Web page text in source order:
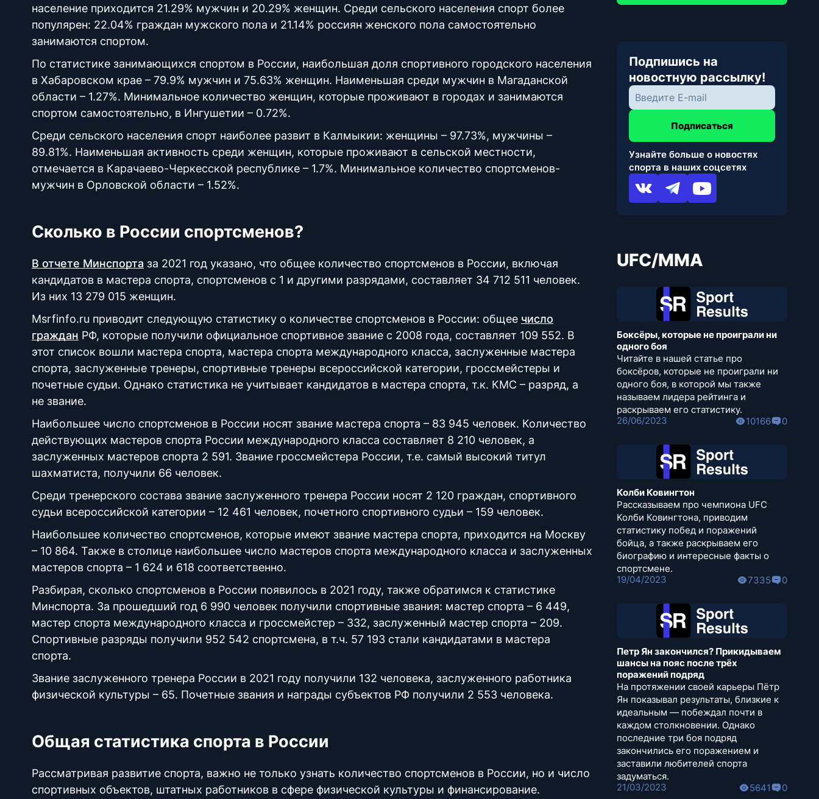
население приходится 21.29% мужчин и 20.29% женщин. Среди сельского населения спорт более
популярен: 22.04% граждан мужского пола и 21.14% россиян женского пола самостоятельно
занимаются спортом.
По статистике занимающихся спортом в России, наибольшая доля спортивного городского населения
в Хабаровском крае – 79.9% мужчин и 75.63% женщин. Наименьшая среди мужчин в Магаданской
области – 1.27%. Минимальное количество женщин, которые проживают в городах и занимаются
спортом самостоятельно, в Ингушетии – 0.72%.
Среди сельского населения спорт наиболее развит в Калмыкии: женщины – 97.73%, мужчины –
89.81%. Наименьшая активность среди женщин, которые проживают в сельской местности,
отмечается в Карачаево-Черкесской республике – 1.7%. Минимальное количество спортсменов-
мужчин в Орловской области – 1.52%.
Сколько в России спортсменов?
В отчете Минспорта за 2021 год указано, что общее количество спортсменов в России, включая
кандидатов в мастера спорта, спортсменов с 1 и другими разрядами, составляет 34 712 511 человек.
Из них 13 279 015 женщин.
Msrfinfo.ru приводит следующую статистику о количестве спортсменов в России: общее число
граждан РФ, которые получили официальное спортивное звание с 2008 года, составляет 109 552. В
этот список вошли мастера спорта, мастера спорта международного класса, заслуженные мастера
спорта, заслуженные тренеры, спортивные тренеры всероссийской категории, гроссмейстеры и
почетные судьи. Однако статистика не учитывает кандидатов в мастера спорта, т.к. КМС – разряд, а
не звание.
Наибольшее число спортсменов в России носят звание мастера спорта – 83 945 человек. Количество
действующих мастеров спорта России международного класса составляет 8 210 человек, а
заслуженных мастеров спорта 2 591. Звание гроссмейстера России, т.е. самый высокий титул
шахматиста, получили 66 человек.
Среди тренерского состава звание заслуженного тренера России носят 2 120 граждан, спортивного
судьи всероссийской категории – 12 461 человек, почетного спортивного судьи – 159 человек.
Наибольшее количество спортсменов, которые имеют звание мастера спорта, приходится на Москву
– 10 864. Также в столице наибольшее число мастеров спорта международного класса и заслуженных
мастеров спорта – 1 624 и 618 соответственно.
Разбирая, сколько спортсменов в России появилось в 2021 году, также обратимся к статистике
Минспорта. За прошедший год 6 990 человек получили спортивные звания: мастер спорта – 6 449,
мастер спорта международного класса и гроссмейстер – 332, заслуженный мастер спорта – 209.
Спортивные разряды получили 952 542 спортсмена, в т.ч. 57 193 стали кандидатами в мастера
спорта.
Звание заслуженного тренера России в 2021 году получили 132 человека, заслуженного работника
физической культуры – 65. Почетные звания и награды субъектов РФ получили 2 553 человека.
Общая статистика спорта в России
Рассматривая развитие спорта, важно не только узнать количество спортсменов в России, но и число
спортивных объектов, штатных работников в сфере физической культуры и финансирование.
Подпишись на
новостную рассылку!
Подписаться
Узнайте больше о новостях
спорта в наших соцсетях
UFC/MMA
Боксёры, которые не проиграли ни
одного боя
Читайте в нашей статье про
боксёров, которые не проиграли ни
одного боя, в которой мы также
называем лидера рейтинга и
раскрываем его статистику.
26/06/2023
10166 0
Колби Ковингтон
Рассказываем про чемпиона UFC
Колби Ковингтона, приводим
статистику побед и поражений
бойца, а также раскрываем его
биографию и интересные факты о
спортсмене.
19/04/2023
7335 0
Петр Ян закончился? Прикидываем
шансы на пояс после трёх
поражений подряд
На протяжении своей карьеры Пётр
Ян показывал результаты, близкие к
идеальным — побеждал почти в
каждом столкновении. Однако
последние три боя подряд
закончились его поражением и
заставили любителей спорта
задуматься.
21/03/2023
5641 0